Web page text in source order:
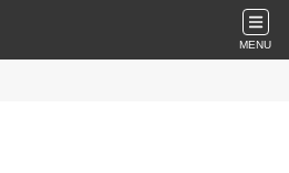
MENU